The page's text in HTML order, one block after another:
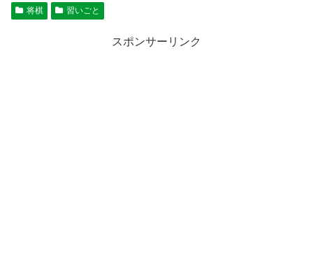
将棋 習いごと
スポンサーリンク